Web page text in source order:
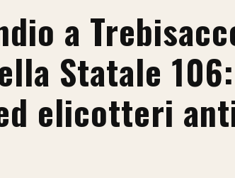
a
Statale
elicotteri